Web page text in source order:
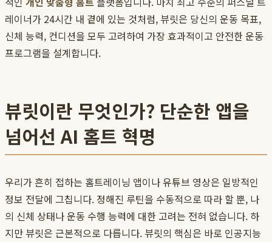
레이너가 24시간 내 곁에 있는 것처럼, 뷰릿은 당신의 운동 목표,
신체 능력, 컨디션을 모두 고려하여 가장 효과적이고 안전한 운동
프로그램을 설계합니다.
뷰릿이란 무엇인가? 단순한 앱을
넘어선 AI 홈트 혁명
우리가 흔히 접하는 홈트레이닝 앱이나 유튜브 영상은 일방적인
정보 전달에 그칩니다. 정해진 루틴을 수동적으로 따라 할 뿐, 나
의 신체 상태나 운동 수행 능력에 대한 고려는 전혀 없습니다. 하
지만 뷰릿은 근본적으로 다릅니다. 뷰릿의 핵심은 바로 인공지능